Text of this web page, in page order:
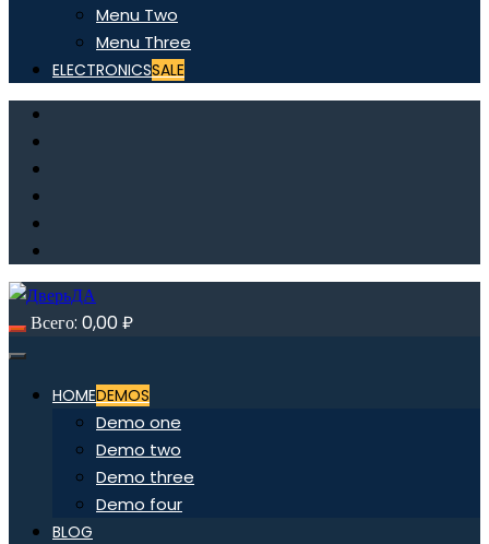
Menu Two
Menu Three
ELECTRONICSSALE
Всего: 0,00₽
HOMEDEMOS
Demo one
Demo two
Demo three
Demo four
BLOG